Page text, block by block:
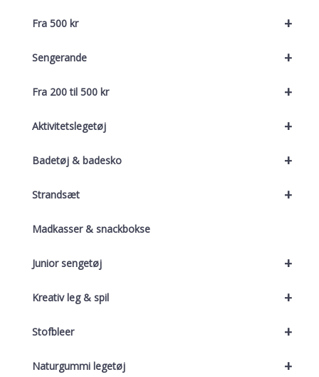
+
Fra 500 kr
+
Sengerande
+
Fra 200 til 500 kr
+
Aktivitetslegetøj
+
Badetøj & badesko
+
Strandsæt
Madkasser & snackbokse
+
Junior sengetøj
+
Kreativ leg & spil
+
Stofbleer
+
Naturgummi legetøj